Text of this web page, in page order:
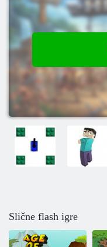
Slične flash igre